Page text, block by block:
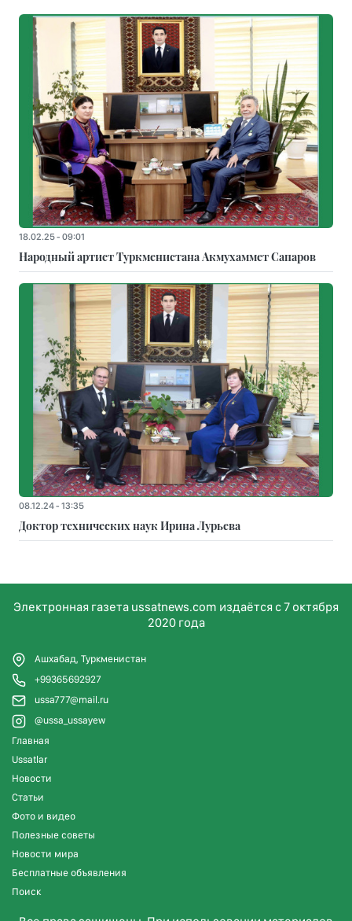
18.02.25 - 09:01
Народный артист Туркменистана Акмухаммет Сапаров
08.12.24 - 13:35
Доктор технических наук Ирина Лурьева
Электронная газета ussatnews.com издаётся с 7 октября
2020 года
Ашхабад, Туркменистан
+99365692927
ussa777@mail.ru
@ussa_ussayew
Главная
Ussatlar
Новости
Статьи
Фото и видео
Полезные советы
Новости мира
Бесплатные объявления
Поиск